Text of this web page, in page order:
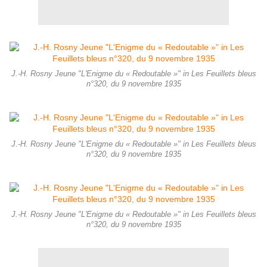
J.-H. Rosny Jeune "L'Enigme du « Redoutable »" in Les Feuillets bleus
n°320, du 9 novembre 1935
J.-H. Rosny Jeune "L'Enigme du « Redoutable »" in Les Feuillets bleus
n°320, du 9 novembre 1935
J.-H. Rosny Jeune "L'Enigme du « Redoutable »" in Les Feuillets bleus
n°320, du 9 novembre 1935